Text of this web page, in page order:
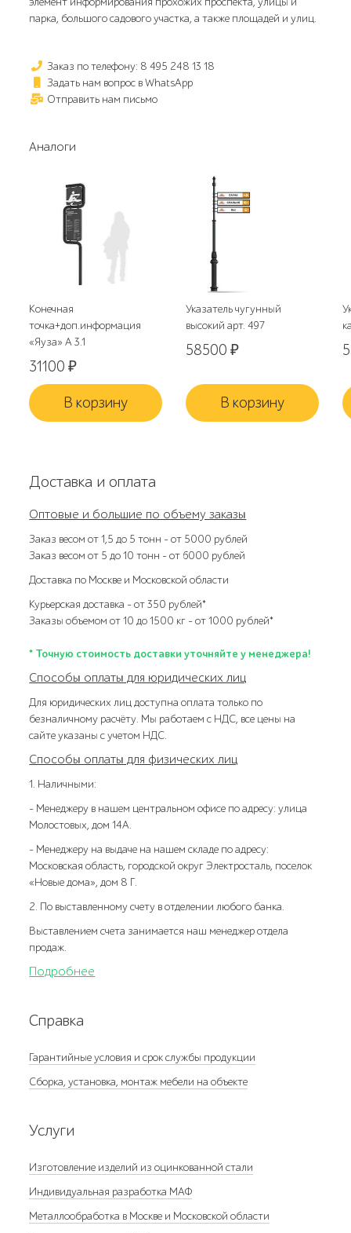
парка, большого садового участка, а также площадей и улиц.
Заказ по телефону: 8 495 248 13 18
Задать нам вопрос в WhatsApp
Отправить нам письмо
Аналоги
Конечная
точка+доп.информация
«Яуза» А 3.1
31100₽
В корзину
Указатель чугунный
высокий арт. 497
58500₽
В корзину
Доставка и оплата
Оптовые и большие по объему заказы
Заказ весом от 1,5 до 5 тонн – от 5000 рублей
Заказ весом от 5 до 10 тонн – от 6000 рублей
Доставка по Москве и Московской области
Курьерская доставка – от 350 рублей*
Заказы объемом от 10 до 1500 кг – от 1000 рублей*
* Точную стоимость доставки уточняйте у менеджера!
Способы оплаты для юридических лиц
Для юридических лиц доступна оплата только по
безналичному расчёту. Мы работаем с НДС, все цены на
сайте указаны с учетом НДС.
Способы оплаты для физических лиц
1. Наличными:
- Менеджеру в нашем центральном офисе по адресу: улица
Молостовых, дом 14А.
- Менеджеру на выдаче на нашем складе по адресу:
Московская область, городской округ Электросталь, поселок
«Новые дома», дом 8 Г.
2. По выставленному счету в отделении любого банка.
Выставлением счета занимается наш менеджер отдела
продаж.
Подробнее
Справка
Гарантийные условия и срок службы продукции
Сборка, установка, монтаж мебели на объекте
Услуги
Изготовление изделий из оцинкованной стали
Индивидуальная разработка МАФ
Металлообработка в Москве и Московской области